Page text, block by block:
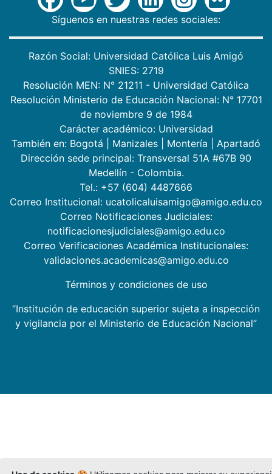
Síguenos en nuestras redes sociales:
Razón Social: Universidad Católica Luis Amigó
SNIES: 2719
Resolución MEN: N° 21211 - Universidad Católica
Resolución Ministerio de Educación Nacional: N° 17701
de noviembre 9 de 1984
Carácter académico: Universidad
También en: Bogotá Manizales Montería
Apartadó
Dirección sede principal: Transversal 51A #67B 90
Medellín - Colombia.
Tel.: +57 (604) 4487666
Correo Institucional: ucatolicaluisamigo@amigo.edu.co
Correo Notificaciones Judiciales:
notificacionesjudiciales@amigo.edu.co
Correo Verificaciones Académica Institucionales:
validaciones.academicas@amigo.edu.co
Términos y condiciones de uso
“Institución de educación superior sujeta a inspección
y vigilancia por el Ministerio de Educación Nacional”